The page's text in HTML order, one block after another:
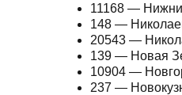
11168 —
148 —
20543 —
139 — Новая
10904 —
237 —